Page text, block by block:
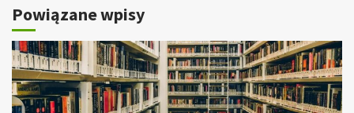
Powiązane wpisy